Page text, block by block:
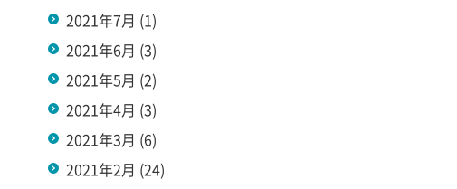
2021年7月 (1)
2021年6月 (3)
2021年5月 (2)
2021年4月 (3)
2021年3月 (6)
2021年2月 (24)